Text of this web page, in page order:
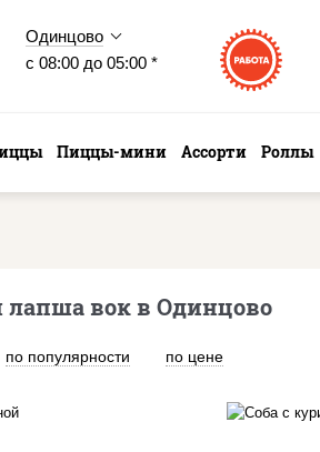
Одинцово
с 08:00 до 05:00 *
Пиццы-мини Ассорти Роллы
лапша вок в Одинцово
по популярности по цене